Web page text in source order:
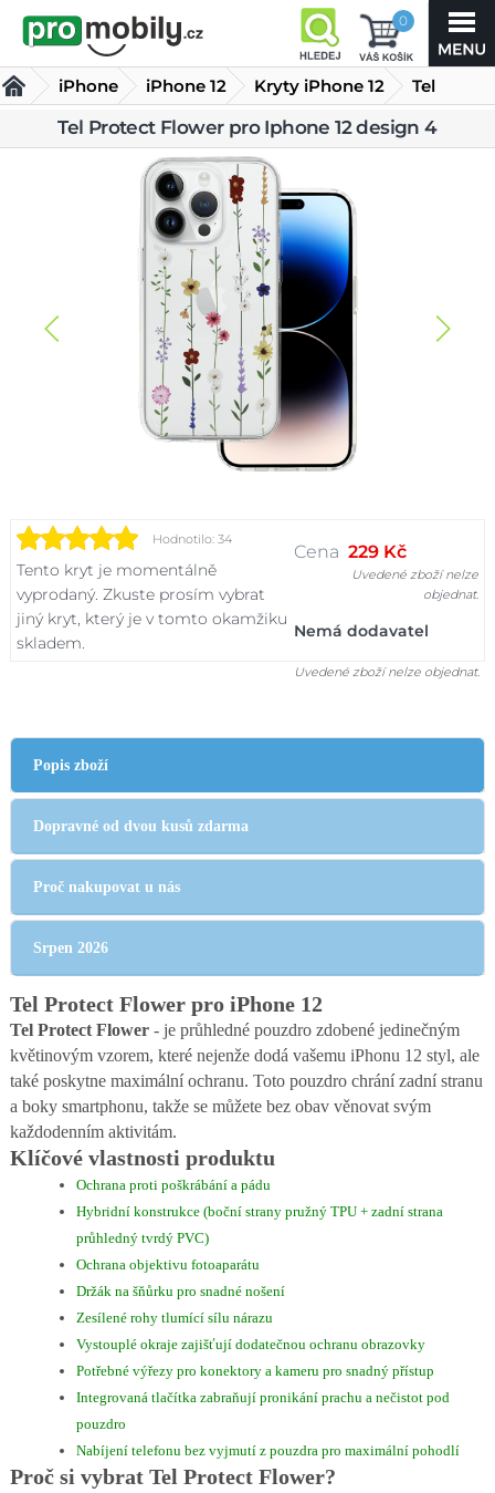
0
iPhone iPhone 12 Kryty iPhone 12
Tel
Protect
Flower pro Iphone 12 design 4
Tel Protect Flower pro Iphone 12 design 4
Hodnotilo: 34
Tento kryt je momentálně
vyprodaný. Zkuste prosím vybrat
jiný kryt, který je v tomto okamžiku
skladem.
Cena 229 Kč
Uvedené zboží nelze
objednat.
Nemá dodavatel
Uvedené zboží nelze objednat.
Popis zboží
Dopravné od dvou kusů zdarma
Proč nakupovat u nás
Srpen 2026
Tel Protect Flower pro iPhone 12
Tel Protect Flower- je průhledné pouzdro zdobené jedinečným
květinovým vzorem, které nejenže dodá vašemu iPhonu 12 styl, ale
také poskytne maximální ochranu. Toto pouzdro chrání zadní stranu
a boky smartphonu, takže se můžete bez obav věnovat svým
každodenním aktivitám.
Klíčové vlastnosti produktu
Ochrana proti poškrábání a pádu
Hybridní konstrukce (boční strany pružný TPU + zadní strana
průhledný tvrdý PVC)
Ochrana objektivu fotoaparátu
Držák na šňůrku pro snadné nošení
Zesílené rohy tlumící sílu nárazu
Vystouplé okraje zajišťují dodatečnou ochranu obrazovky
Potřebné výřezy pro konektory a kameru pro snadný přístup
Integrovaná tlačítka zabraňují pronikání prachu a nečistot pod
pouzdro
Nabíjení telefonu bez vyjmutí z pouzdra pro maximální pohodlí
Proč si vybrat Tel Protect Flower?